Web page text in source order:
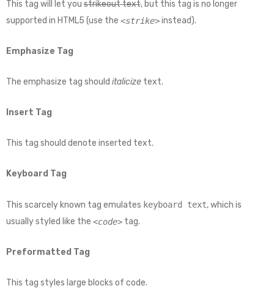
This tag will let you strikeout text, but this tag is no longer
supported in HTML5 (use the <strike>instead).
Emphasize Tag
The emphasize tag should italicize text.
Insert Tag
This tag should denote inserted text.
Keyboard Tag
This scarcely known tag emulates keyboard text, which is
usually styled like the <code> tag.
Preformatted Tag
This tag styles large blocks of code.